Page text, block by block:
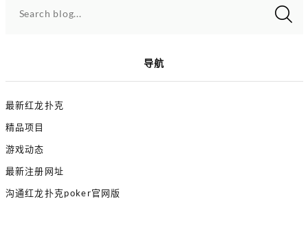
Search blog...
导航
最新红龙扑克
精品项目
游戏动态
最新注册网址
沟通红龙扑克poker官网版